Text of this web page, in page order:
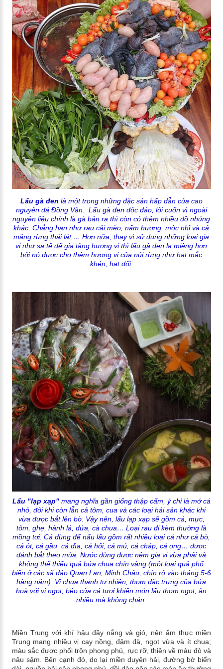
Lẩu gà đen là một trong những đặc sản hấp dẫn của cao
nguyên đá Đồng Văn. Lẩu gà đen độc đáo, lôi cuốn vì ngoài
nguyên liệu chính là gà bản ra thì còn có thêm nhiều đồ nhúng
khác. Chẳng hạn như rau cải mèo, nấm hương, mộc nhĩ và cả
măng rừng thái lát,… Hơn nữa, thay vì sử dụng những loại gia
vị như sa tế để gia tăng hương vị thì lẩu gà đen lạ miệng hơn
bởi nó được cho thêm hương vị của núi rừng như hạt mắc
khén, hạt dổi.
Lẩu "lạp xạp"mang nghĩa gần giống thập cẩm, ý chỉ là mớ cá
nhỏ, đôi khi còn lẫn cả tôm, cua và các loại hải sản khác khi
vừa được bắt lên bờ. Vậy nên, lẩu lạp xạp sẽ gồm cá, mực,
tôm, ghẹ, hành lá, dứa, cà chua… Loại rau đi kèm thường là
mồng tơi. Cá dùng để nấu lẩu gồm rất nhiều loại cá như cá bò,
cá ót, cá gầu, cá dìa, cá hối, cá mú, cá cháp, cá ong… được
đánh bắt theo mùa. Nước dùng được nêm gia vị vừa phải và
không thể thiếu quả bứa chua chín vàng (một loại quả phổ
biến ở các xã đảo Quan Lạn, Minh Châu, chín rộ vào tháng 5-6
hàng năm). Vị chua thanh tự nhiên, thơm đặc trưng của bứa
hoà với vị ngọt, béo của cá tươi khiến món lẩu thơm ngọt, ăn
nhiều mà không chán.
Miền Trung với khí hậu đầy nắng và gió, nên ẩm thực miền
Trung mang nhiều vị cay nồng, đậm đà, ngọt vừa và ít chua;
màu sắc được phối trộn phong phú, rực rỡ, thiên về màu đỏ và
nâu sậm. Bên cạnh đó, do lại miền duyên hải, đường bờ biển